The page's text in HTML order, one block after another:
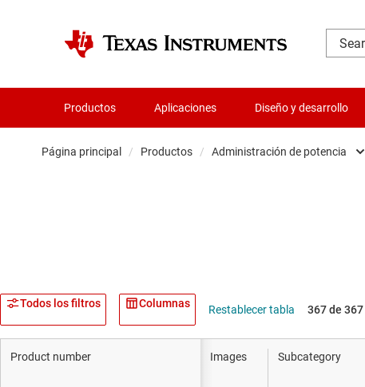
Productos Aplicaciones Diseño y desarrollo
Página principal / Productos / Administración de potencia
Productos DLP
Todos los filtros Columnas Restablecer tabla 367 de
Product number Images Subcategory